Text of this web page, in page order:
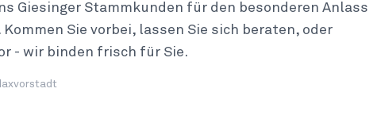
Giesinger Stammkunden für den besonderen Anlass
Sie vorbei, lassen Sie sich beraten, oder
- wir binden frisch für Sie.